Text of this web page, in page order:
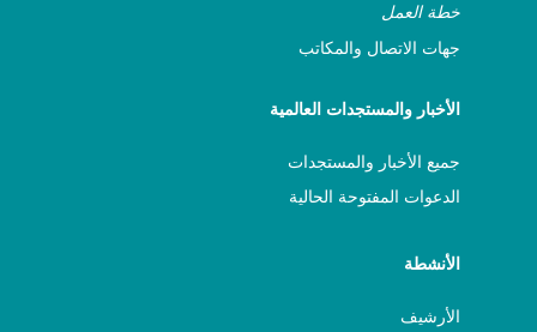
خطة العمل
جهات الاتصال والمكاتب
الأخبار والمستجدات العالمية
جميع الأخبار والمستجدات
الدعوات المفتوحة الحالية
الأنشطة
الأرشيف